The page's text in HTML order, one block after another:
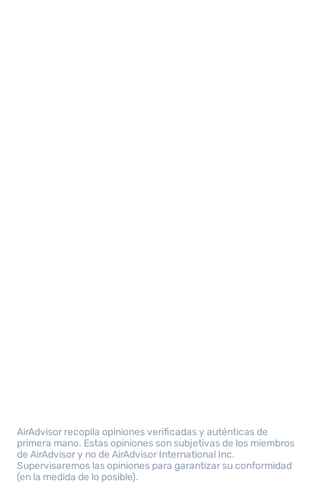
AirAdvisor recopila opiniones verificadas y auténticas de
primera mano. Estas opiniones son subjetivas de los miembros
de AirAdvisor y no de AirAdvisor International Inc.
Supervisaremos las opiniones para garantizar su conformidad
(en la medida de lo posible).